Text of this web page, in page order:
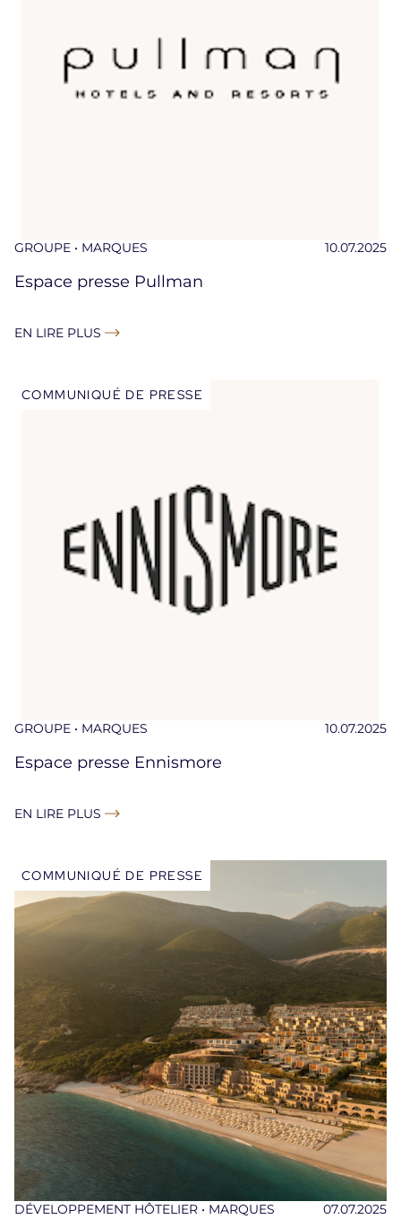
GROUPE • MARQUES 10.07.2025
Espace presse Pullman
EN LIRE PLUS
GROUPE • MARQUES 10.07.2025
Espace presse Ennismore
EN LIRE PLUS
COMMUNIQUÉ DE PRESSE
DÉVELOPPEMENT HÔTELIER • MARQUES 07.07.2025
COMMUNIQUÉ DE PRESSE